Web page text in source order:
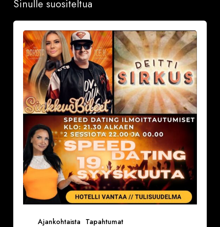
Sinulle suositeltua
Ajankohtaista Tapahtumat
19.9.2026
Deittisirkus
Speed
Dating,
Tulisuudelma/Hotelli
Vantaalla